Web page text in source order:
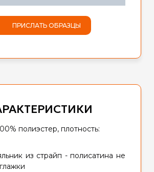
ПРИСЛАТЬ ОБРАЗЦЫ
полиэстер, плотность:
из страйп - полисатина не